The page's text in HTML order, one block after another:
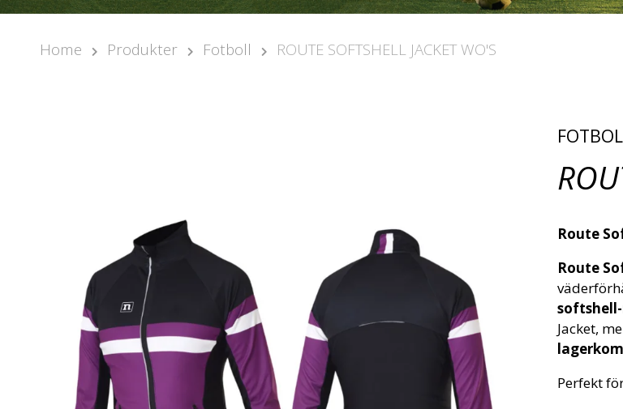
Home Produkter Fotboll ROUTE SOFTSHELL JACKET WO'S
Route
Route
Jacket,
Perfekt